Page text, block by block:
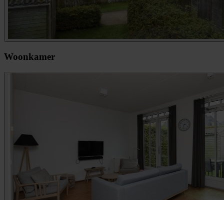
Woonkamer